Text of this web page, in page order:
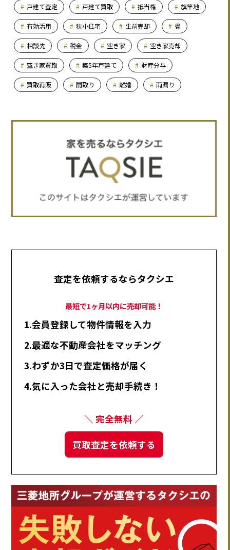
戸建て査定 戸建て買取 抵当権 旗竿地
有効活用 狭小住宅 生前売却 畳
相談先 税金 空き家 空き家売却
空き家買取 築5年戸建て 財産分与
買取再販 間取り 離婚 雨漏り
査定を依頼するならタクシエ
最短で1ヶ月以内に売却可能！
1.会員登録して物件情報を入力
2.最適な不動産会社をマッチング
3.わずか3日で査定価格が届く
4.気に入った会社と売却手続き！
＼ 完全無料 ／
買取査定を依頼する